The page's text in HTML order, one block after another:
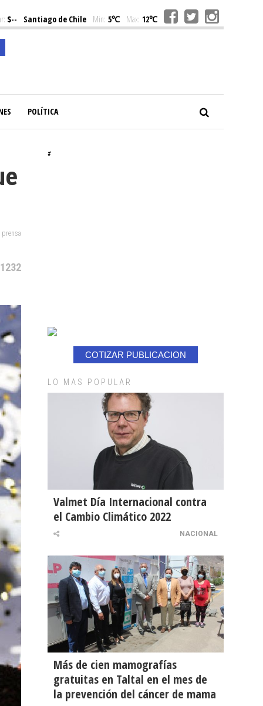
$-- Santiago de Chile Min: 5℃ Max: 12℃
POLÍTICA
#
COTIZAR PUBLICACION
LO MAS POPULAR
Valmet Día Internacional contra
el Cambio Climático 2022
NACIONAL
Más de cien mamografías
gratuitas en Taltal en el mes de
la prevención del cáncer de mama